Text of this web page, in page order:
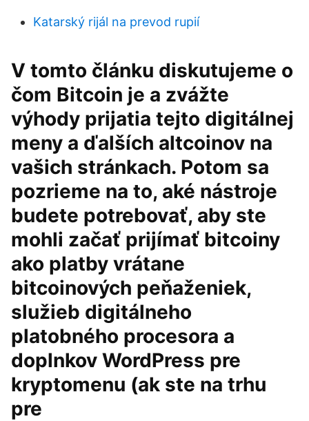
Katarský rijál na prevod rupií
V tomto článku diskutujeme o
čom Bitcoin je a zvážte
výhody prijatia tejto digitálnej
meny a ďalších altcoinov na
vašich stránkach. Potom sa
pozrieme na to, aké nástroje
budete potrebovať, aby ste
mohli začať prijímať bitcoiny
ako platby vrátane
bitcoinových peňaženiek,
služieb digitálneho
platobného procesora a
doplnkov WordPress pre
kryptomenu (ak ste na trhu
pre